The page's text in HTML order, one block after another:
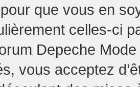
que vous en
celles-ci
Depeche
vous acceptez